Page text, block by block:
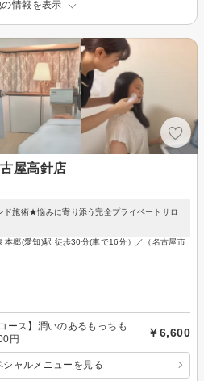
情報を表示
屋高針店
ド施術★悩みに寄り添う完全プライベートサロ
本郷(愛知)駅 徒歩30分(車で16分）／（名古屋市
ース】潤いのあるもっちも
円
￥6,600
シャルメニューを見る